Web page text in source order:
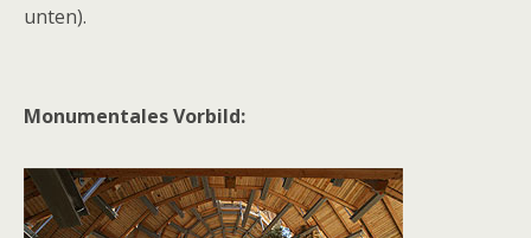
unten).
Monumentales Vorbild: